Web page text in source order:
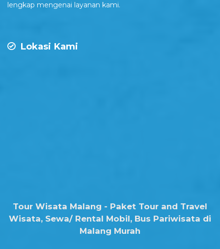
lengkap mengenai layanan kami.
Lokasi Kami
Tour Wisata Malang - Paket Tour and Travel
Wisata, Sewa/ Rental Mobil, Bus Pariwisata di
Malang Murah